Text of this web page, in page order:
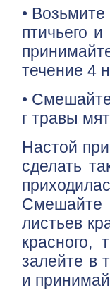
•
птичьего
течение 4
•
г травы
Настой
сделать
Смешайте
листьев
красного,
залейте в
и